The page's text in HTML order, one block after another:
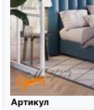
Артикул